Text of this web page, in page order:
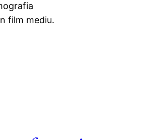
film mediu.